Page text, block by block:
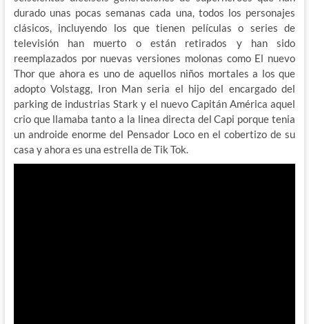
durado unas pocas semanas cada una, todos los personajes
clásicos, incluyendo los que tienen películas o series de
televisión han muerto o están retirados y han sido
reemplazados por nuevas versiones molonas como El nuevo
Thor que ahora es uno de aquellos niños mortales a los que
adopto Volstagg, Iron Man seria el hijo del encargado del
parking de industrias Stark y el nuevo Capitán América aquel
crio que llamaba tanto a la linea directa del Capi porque tenia
un androide enorme del Pensador Loco en el cobertizo de su
casa y ahora es una estrella de Tik Tok.